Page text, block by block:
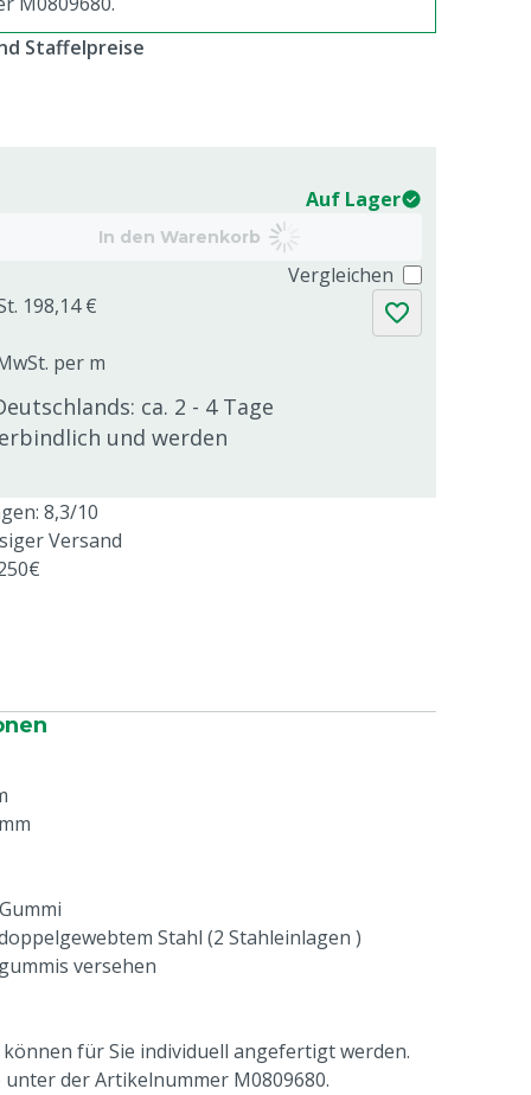
Auf Lager
In den Warenkorb
198,14 €
per m
ca. 2 - 4 Tage
und werden
Vergleichen
Staffelpreise
8,3/10
Versand
Stahl (2 Stahleinlagen )
versehen
für Sie individuell angefertigt werden.
der Artikelnummer M0809680.